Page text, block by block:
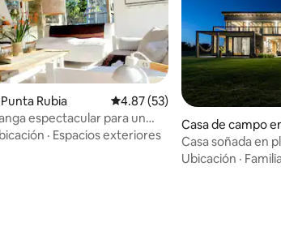
de 5, 21 reseñas
Rubia Calificación promedio: 4.87 de
4.87 (53)
espectacular para un
· Espacios exteriores
Casa de campo
Casa soñada en
directo
Ubicación ·